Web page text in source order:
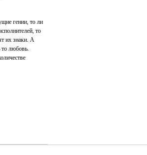
гении, то ли
то
их знаки. А
то любовь.